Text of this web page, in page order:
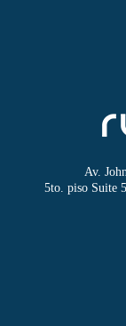
Av.
5to. piso Suite